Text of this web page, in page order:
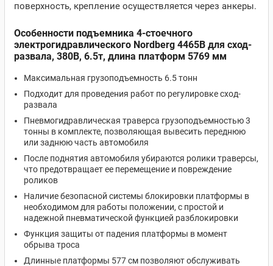
поверхность, крепление осуществляется через анкеры.
Особенности подъемника 4-стоечного
электрогидравлического Nordberg 4465B для сход-
развала, 380В, 6.5т, длина платформ 5769 мм
Максимальная грузоподъемность 6.5 тонн
Подходит для проведения работ по регулировке сход-
развала
Пневмогидравлическая траверса грузоподъемностью 3
тонны в комплекте, позволяющая вывесить переднюю
или заднюю часть автомобиля
После поднятия автомобиля убираются ролики траверсы,
что предотвращает ее перемещение и повреждение
роликов
Наличие безопасной системы блокировки платформы в
необходимом для работы положении, с простой и
надежной пневматической функцией разблокировки
Функция защиты от падения платформы в момент
обрыва троса
Длинные платформы 577 см позволяют обслуживать